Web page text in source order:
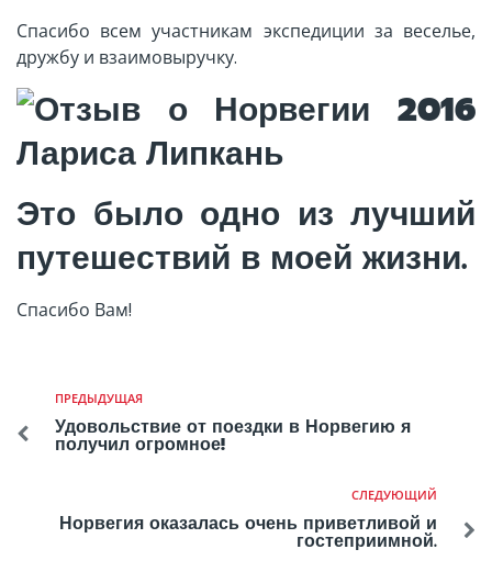
Спасибо всем участникам экспедиции за веселье,
дружбу и взаимовыручку.
Это было одно из лучший
путешествий в моей жизни.
Спасибо Вам!
ПРЕДЫДУЩАЯ
Удовольствие от поездки в Норвегию я
получил огромное!
СЛЕДУЮЩИЙ
Норвегия оказалась очень приветливой и
гостеприимной.